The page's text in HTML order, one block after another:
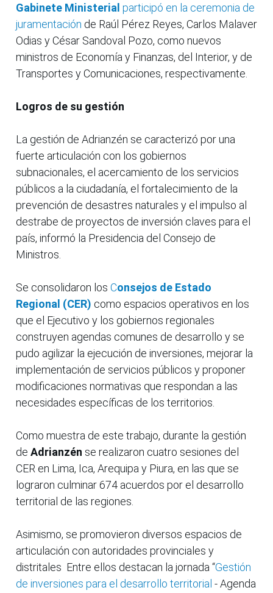
Gabinete Ministerial participó en la ceremonia de
juramentación de Raúl Pérez Reyes, Carlos Malaver
Odias y César Sandoval Pozo, como nuevos
ministros de Economía y Finanzas, del Interior, y de
Transportes y Comunicaciones, respectivamente.
Logros de su gestión
La gestión de Adrianzén se caracterizó por una
fuerte articulación con los gobiernos
subnacionales, el acercamiento de los servicios
públicos a la ciudadanía, el fortalecimiento de la
prevención de desastres naturales y el impulso al
destrabe de proyectos de inversión claves para el
país, informó la Presidencia del Consejo de
Ministros.
Se consolidaron los Consejos de Estado
Regional (CER) como espacios operativos en los
que el Ejecutivo y los gobiernos regionales
construyen agendas comunes de desarrollo y se
pudo agilizar la ejecución de inversiones, mejorar la
implementación de servicios públicos y proponer
modificaciones normativas que respondan a las
necesidades específicas de los territorios.
Como muestra de este trabajo, durante la gestión
de Adrianzén se realizaron cuatro sesiones del
CER en Lima, Ica, Arequipa y Piura, en las que se
lograron culminar 674 acuerdos por el desarrollo
territorial de las regiones.
Asimismo, se promovieron diversos espacios de
articulación con autoridades provinciales y
distritales Entre ellos destacan la jornada “Gestión
de inversiones para el desarrollo territorial - Agenda